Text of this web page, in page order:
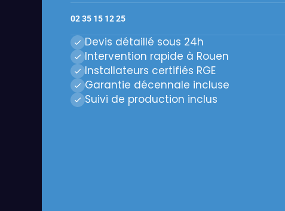
02 35 15 12 25
Devis détaillé sous 24h
Intervention rapide à Rouen
Installateurs certifiés RGE
Garantie décennale incluse
Suivi de production inclus